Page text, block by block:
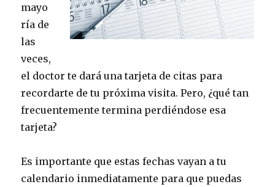
mayo
ría de
las
veces,
el doctor te dará una tarjeta de citas para
recordarte de tu próxima visita. Pero, ¿qué tan
frecuentemente termina perdiéndose esa
tarjeta?
Es importante que estas fechas vayan a tu
calendario inmediatamente para que puedas